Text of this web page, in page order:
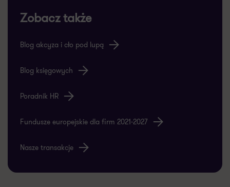
Zobacz także
Blog akcyza i cło pod lupą
Blog księgowych
Poradnik HR
Fundusze europejskie dla firm 2021-2027
Nasze transakcje